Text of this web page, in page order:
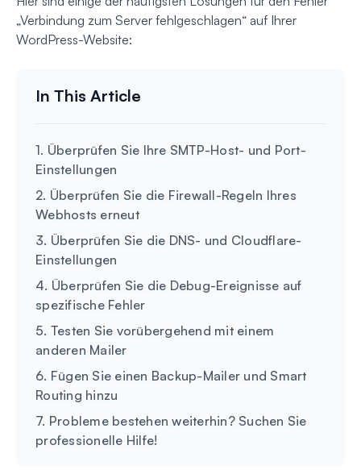
„Verbindung zum Server fehlgeschlagen“ auf Ihrer
WordPress-Website:
1. Überprüfen Sie Ihre SMTP-Host- und Port-
Einstellungen
2. Überprüfen Sie die Firewall-Regeln Ihres
Webhosts erneut
3. Überprüfen Sie die DNS- und Cloudflare-
Einstellungen
4. Überprüfen Sie die Debug-Ereignisse auf
spezifische Fehler
5. Testen Sie vorübergehend mit einem
anderen Mailer
6. Fügen Sie einen Backup-Mailer und Smart
Routing hinzu
7. Probleme bestehen weiterhin? Suchen Sie
professionelle Hilfe!